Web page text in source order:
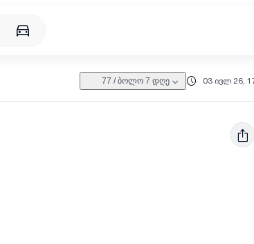
77 / ბოლო 7 დღე 03 ივლ 26,